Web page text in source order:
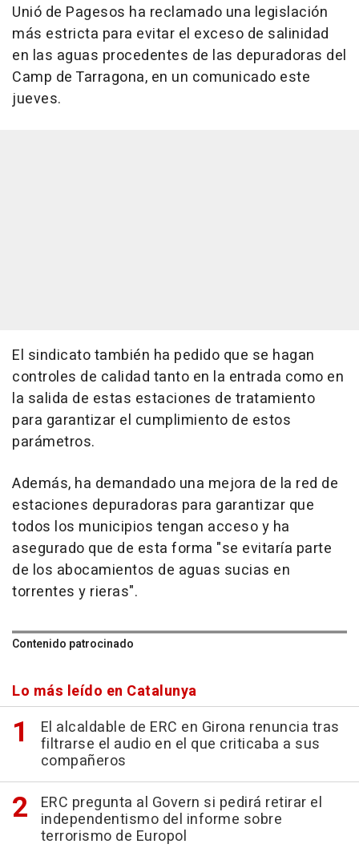
Unió de Pagesos ha reclamado una legislación
más estricta para evitar el exceso de salinidad
en las aguas procedentes de las depuradoras del
Camp de Tarragona, en un comunicado este
jueves.
El sindicato también ha pedido que se hagan
controles de calidad tanto en la entrada como en
la salida de estas estaciones de tratamiento
para garantizar el cumplimiento de estos
parámetros.
Además, ha demandado una mejora de la red de
estaciones depuradoras para garantizar que
todos los municipios tengan acceso y ha
asegurado que de esta forma "se evitaría parte
de los abocamientos de aguas sucias en
torrentes y rieras".
Contenido patrocinado
Lo más leído en Catalunya
El alcaldable de ERC en Girona renuncia tras
filtrarse el audio en el que criticaba a sus
compañeros
ERC pregunta al Govern si pedirá retirar el
independentismo del informe sobre
terrorismo de Europol